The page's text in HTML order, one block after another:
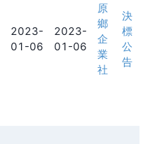
2023-
01-06
2023-
01-06
原
鄉
企
業
社
決
標
公
告